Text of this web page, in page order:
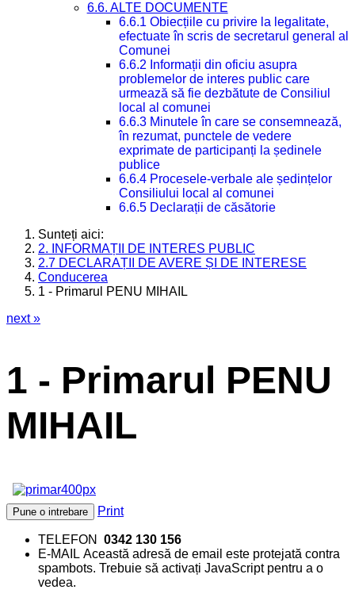
6.6. ALTE DOCUMENTE
6.6.1 Obiecțiile cu privire la legalitate,
efectuate în scris de secretarul general al
Comunei
6.6.2 Informații din oficiu asupra
problemelor de interes public care
urmează să fie dezbătute de Consiliul
local al comunei
6.6.3 Minutele în care se consemnează,
în rezumat, punctele de vedere
exprimate de participanți la ședinele
publice
6.6.4 Procesele-verbale ale ședințelor
Consiliului local al comunei
6.6.5 Declarații de căsătorie
Sunteți aici:
2. INFORMAȚII DE INTERES PUBLIC
2.7 DECLARAȚII DE AVERE ȘI DE INTERESE
Conducerea
1 - Primarul PENU MIHAIL
next »
1 - Primarul PENU
MIHAIL
Pune o intrebare Print
TELEFON 0342 130 156
E-MAIL Această adresă de email este protejată contra
spambots. Trebuie să activați JavaScript pentru a o
vedea.